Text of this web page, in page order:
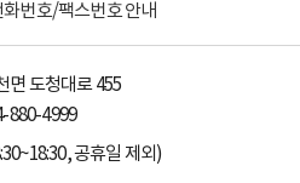
번호/팩스번호 안내
면 도청대로 455
880-4999
공휴일 제외)